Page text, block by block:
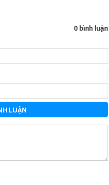
0 bình luận
LUẬN